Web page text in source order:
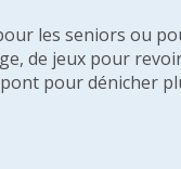
les seniors
de jeux pour
pour dénicher